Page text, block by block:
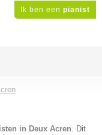
Ik ben een pianist
in Deux Acren. Dit